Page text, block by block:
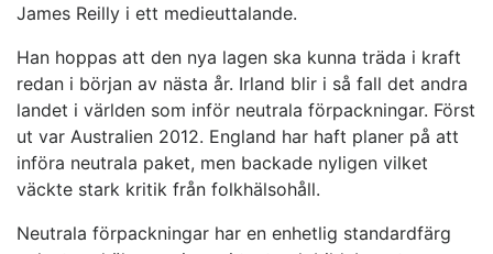
James Reilly i ett medieuttalande.
Han hoppas att den nya lagen ska kunna träda i kraft
redan i början av nästa år. Irland blir i så fall det andra
landet i världen som inför neutrala förpackningar. Först
ut var Australien 2012. England har haft planer på att
införa neutrala paket, men backade nyligen vilket
väckte stark kritik från folkhälsohåll.
Neutrala förpackningar har en enhetlig standardfärg